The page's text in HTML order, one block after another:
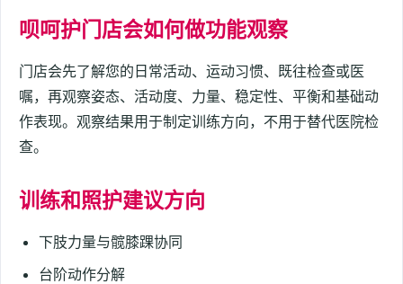
呗呵护门店会如何做功能观察
门店会先了解您的日常活动、运动习惯、既往检查或医
嘱，再观察姿态、活动度、力量、稳定性、平衡和基础动
作表现。观察结果用于制定训练方向，不用于替代医院检
查。
训练和照护建议方向
下肢力量与髋膝踝协同
台阶动作分解